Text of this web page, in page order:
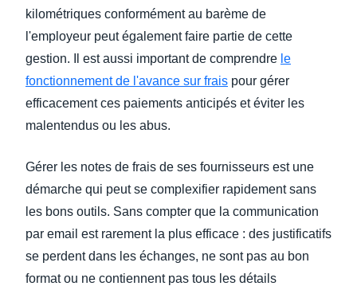
kilométriques conformément au barème de
l'employeur peut également faire partie de cette
gestion. Il est aussi important de comprendre le
fonctionnement de l'avance sur frais pour gérer
efficacement ces paiements anticipés et éviter les
malentendus ou les abus.
Gérer les notes de frais de ses fournisseurs est une
démarche qui peut se complexifier rapidement sans
les bons outils. Sans compter que la communication
par email est rarement la plus efficace : des justificatifs
se perdent dans les échanges, ne sont pas au bon
format ou ne contiennent pas tous les détails